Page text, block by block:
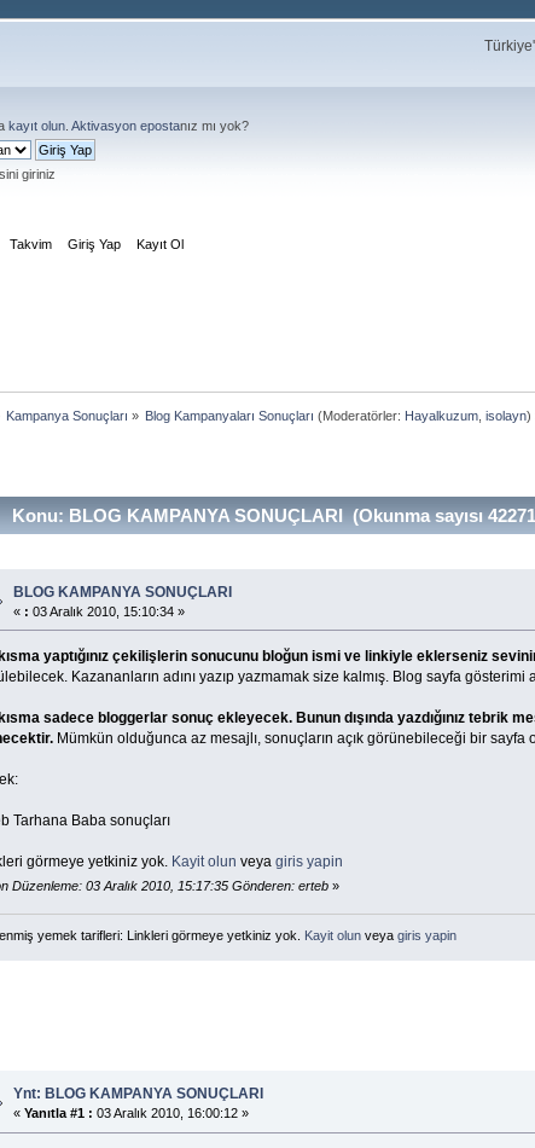
kayıt olun Aktivasyon epostanız mı yok?
giriniz
Takvim Giriş Yap Kayıt Ol
Kampanya Sonuçları » Blog Kampanyaları Sonuçları (Moderatörler: Hayalkuzum ,isolayn)
Konu: BLOG KAMPANYA SONUÇLARI (Okunma sayısı
BLOG KAMPANYA SONUÇLARI
« : 03 Aralık 2010, 15:10:34 »
yaptığınız çekilişlerin sonucunu bloğun ismi ve linkiyle eklerseniz
Kazananların adını yazıp yazmamak size kalmış. Blog sayfa gösterimi
sadece bloggerlar sonuç ekleyecek. Bunun dışında yazdığınız tebrik
Mümkün olduğunca az mesajlı, sonuçların açık görünebileceği bir sayfa
Tarhana Baba sonuçları
görmeye yetkiniz yok. Kayit olun veya giris yapin
Düzenleme: 03 Aralık 2010, 15:17:35 Gönderen: erteb»
yemek tarifleri: Linkleri görmeye yetkiniz yok. Kayit olunveya giris yapin
Ynt: BLOG KAMPANYA SONUÇLARI
« Yanıtla #1 : 03 Aralık 2010, 16:00:12 »